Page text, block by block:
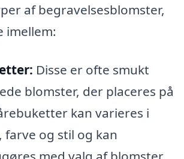
af begravelsesblomster,
imellem:
Disse er ofte smukt
blomster, der placeres på
kan varieres i
farve og stil og kan